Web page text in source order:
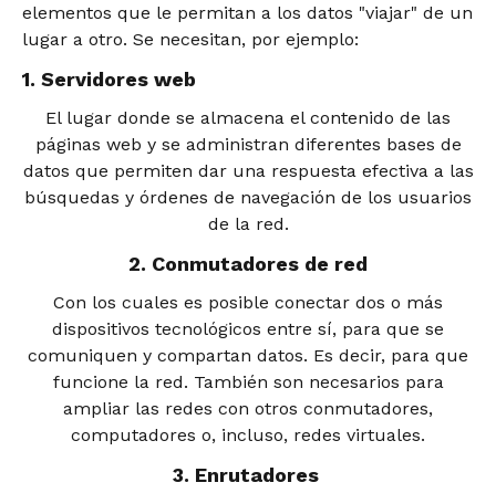
elementos que le permitan a los datos "viajar" de un
lugar a otro. Se necesitan, por ejemplo:
1. Servidores web
El lugar donde se almacena el contenido de las
páginas web y se administran diferentes bases de
datos que permiten dar una respuesta efectiva a las
búsquedas y órdenes de navegación de los usuarios
de la red.
2. Conmutadores de red
Con los cuales es posible conectar dos o más
dispositivos tecnológicos entre sí, para que se
comuniquen y compartan datos. Es decir, para que
funcione la red. También son necesarios para
ampliar las redes con otros conmutadores,
computadores o, incluso, redes virtuales.
3. Enrutadores